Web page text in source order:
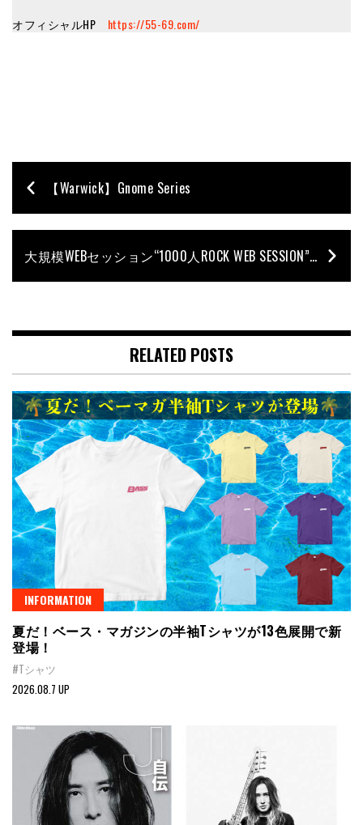
オフィシャルHP https://55-69.com/
【Warwick】Gnome Series
大規模WEBセッション“1000人ROCK WEB SESSION”第2回の動画が公開！
RELATED POSTS
INFORMATION
夏だ！ベース・マガジンの半袖Tシャツが13色展開で新
登場！
#Tシャツ
2026.08.7 UP